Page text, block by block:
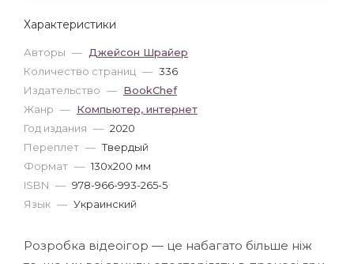
Характеристики
Авторы — Джейсон Шрайер
Количество страниц — 336
Издательство — BookChef
Жанр — Компьютер, интернет
Год издания — 2020
Переплет — Твердый
Формат — 130x200 мм
ISBN — 978-966-993-265-5
Язык — Украинский
Розробка відеоігор — це набагато більше ніж